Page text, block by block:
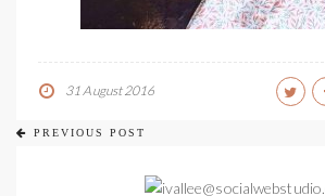
31 August 2016
PREVIOUS POST